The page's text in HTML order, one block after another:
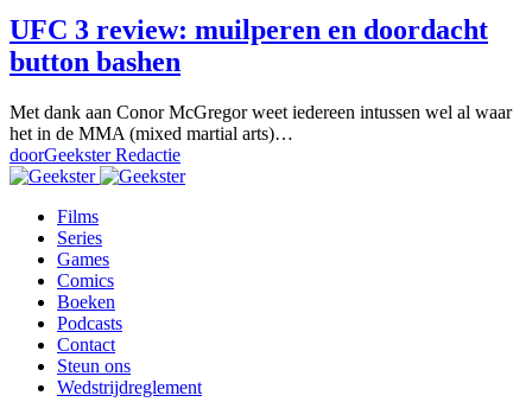
UFC 3 review: muilperen en doordacht
button bashen
Met dank aan Conor McGregor weet iedereen intussen wel al waar
het in de MMA (mixed martial arts)…
doorGeekster Redactie
Films
Series
Games
Comics
Boeken
Podcasts
Contact
Steun ons
Wedstrijdreglement